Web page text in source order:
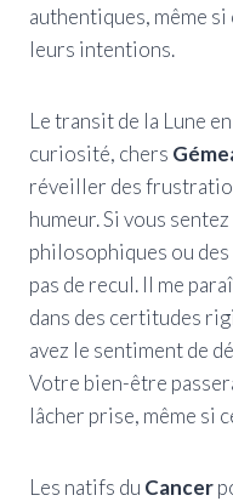
authentiques, même
leurs intentions.
Le transit de la Lune
curiosité, chers
réveiller des
humeur. Si vous
philosophiques ou des
pas de recul. Il me
dans des certitudes
avez le sentiment de
Votre bien-être
lâcher prise, même si
Les natifs du Cancer